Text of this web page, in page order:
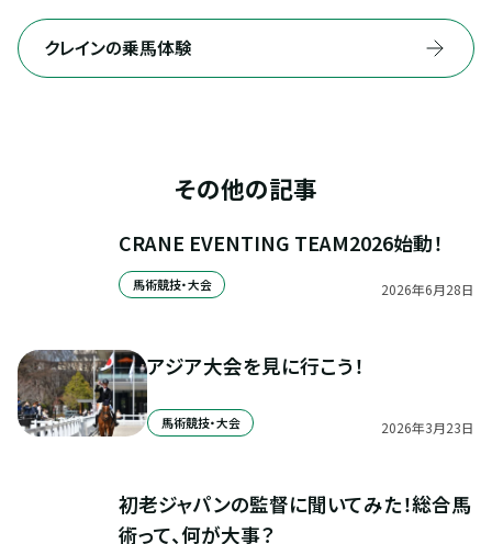
クレインの乗馬体験
その他の記事
CRANE EVENTING TEAM2026始動！
馬術競技・大会 2026年6月28日
アジア大会を見に行こう！
馬術競技・大会 2026年3月23日
初老ジャパンの監督に聞いてみた！総合馬
術って、何が大事？